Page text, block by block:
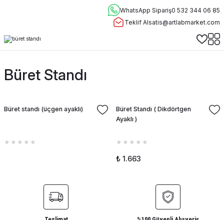
WhatsApp Sipariş0 532 344 06 85
Teklif Alsatis@artlabmarket.com
Büret Standı
Büret standı (üçgen ayaklı)
Büret Standı ( Dikdörtgen
Ayaklı )
₺ 1.663